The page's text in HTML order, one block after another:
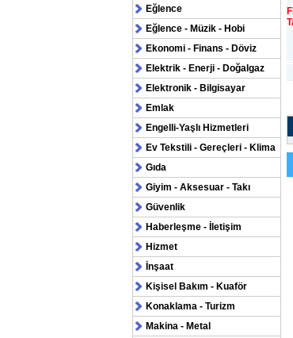
Eğlence
Eğlence - Müzik - Hobi
Ekonomi - Finans - Döviz
Elektrik - Enerji - Doğalgaz
Elektronik - Bilgisayar
Emlak
Engelli-Yaşlı Hizmetleri
Ev Tekstili - Gereçleri - Klima
Gıda
Giyim - Aksesuar - Takı
Güvenlik
Haberleşme - İletişim
Hizmet
İnşaat
Kişisel Bakım - Kuaför
Konaklama - Turizm
Makina - Metal